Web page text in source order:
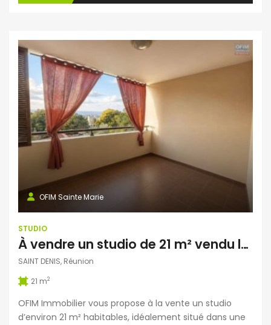
OFIM Sainte Marie
STUDIO
À vendre un studio de 21 m² vendu loué avec parking et terrasse à Montgaillard Réunion
SAINT DENIS, Réunion
21 m2
OFIM Immobilier vous propose à la vente un studio
d’environ 21 m² habitables, idéalement situé dans une